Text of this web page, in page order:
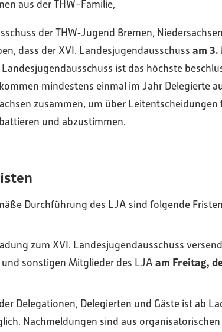
aus der THW-Familie,
der THW‑Jugend Bremen,
dass der XVI. Landesjugendausschuss am
ist das höchste
mindestens einmal im Jahr Delegierte
zusammen, um über
und abzustimmen.
Durchführung des LJA sind folgende
zum XVI. Landesjugendausschuss
sonstigen Mitglieder des LJA am Freitag,
Delegationen, Delegierten und Gäste ist ab
Nachmeldungen sind aus